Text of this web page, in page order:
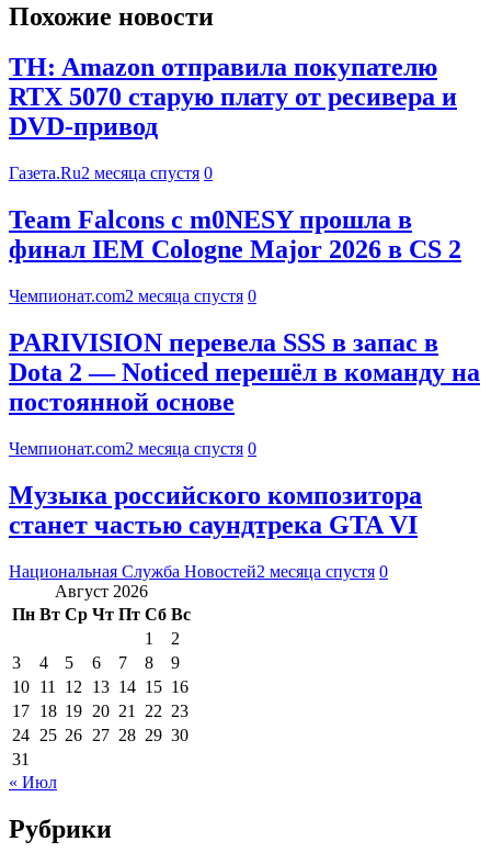
Похожие новости
TH: Amazon отправила покупателю
RTX 5070 старую плату от ресивера и
DVD-привод
Газета.Ru2 месяца спустя 0
Team Falcons с m0NESY прошла в
финал IEM Cologne Major 2026 в CS 2
Чемпионат.com2 месяца спустя 0
PARIVISION перевела SSS в запас в
Dota 2 — Noticed перешёл в команду на
постоянной основе
Чемпионат.com2 месяца спустя 0
Музыка российского композитора
станет частью саундтрека GTA VI
Национальная Служба Новостей2 месяца спустя 0
Август 2026
Пн Вт Ср Чт Пт Сб Вс
1
2
3
4 5 6 7 8
9
10 11 12 13 14 15 16
17 18 19 20 21 22 23
24 25 26 27 28 29 30
31
« Июл
Рубрики